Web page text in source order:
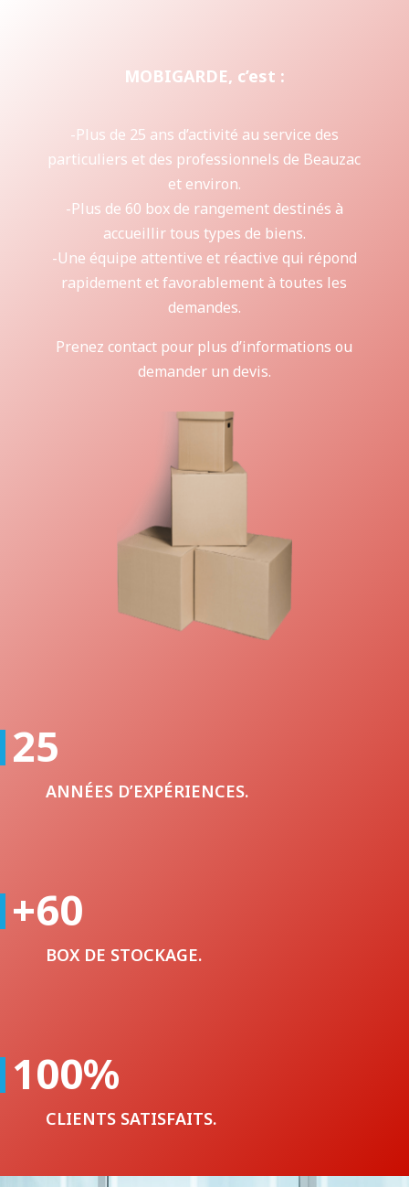
MOBIGARDE, c’est :
-Plus de 25 ans d’activité au service des
particuliers et des professionnels de Beauzac
et environ.
-Plus de 60 box de rangement destinés à
accueillir tous types de biens.
-Une équipe attentive et réactive qui répond
rapidement et favorablement à toutes les
demandes.
Prenez contact pour plus d’informations ou
demander un devis.
25
ANNÉES D’EXPÉRIENCES.
+60
BOX DE STOCKAGE.
100%
CLIENTS SATISFAITS.